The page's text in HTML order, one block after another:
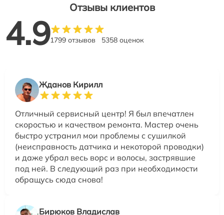
Отзывы клиентов
4.91799 отзывов 5358 оценок
Жданов Кирилл
Отличный сервисный центр! Я был впечатлен
скоростью и качеством ремонта. Мастер очень
быстро устранил мои проблемы с сушилкой
(неисправность датчика и некоторой проводки)
и даже убрал весь ворс и волосы, застрявшие
под ней. В следующий раз при необходимости
обращусь сюда снова!
Бирюков Владислав